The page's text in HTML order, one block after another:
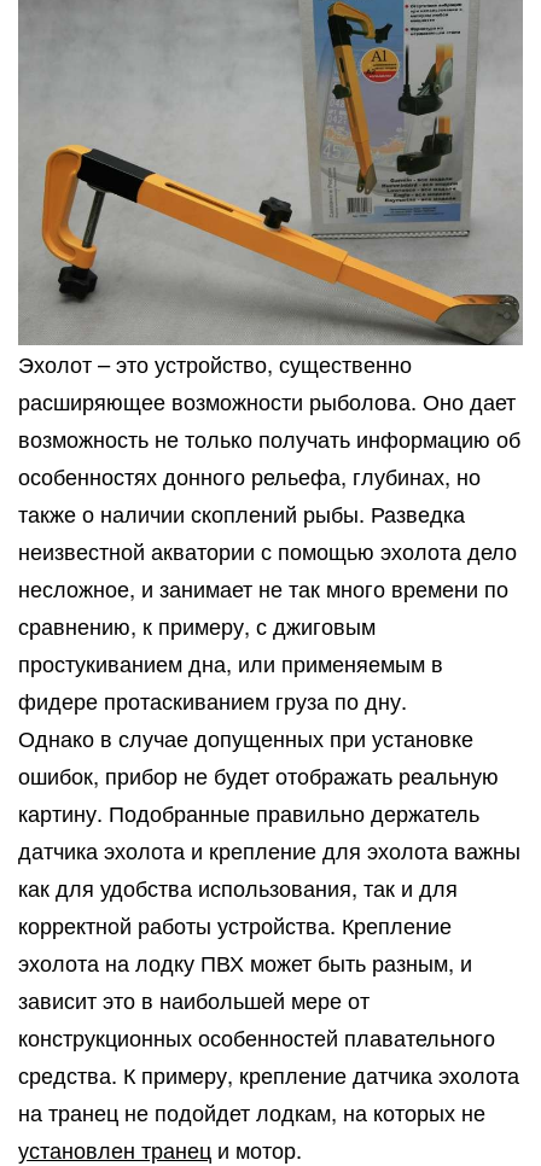
Эхолот – это устройство, существенно
расширяющее возможности рыболова. Оно дает
возможность не только получать информацию об
особенностях донного рельефа, глубинах, но
также о наличии скоплений рыбы. Разведка
неизвестной акватории с помощью эхолота дело
несложное, и занимает не так много времени по
сравнению, к примеру, с джиговым
простукиванием дна, или применяемым в
фидере протаскиванием груза по дну.
Однако в случае допущенных при установке
ошибок, прибор не будет отображать реальную
картину. Подобранные правильно держатель
датчика эхолота и крепление для эхолота важны
как для удобства использования, так и для
корректной работы устройства. Крепление
эхолота на лодку ПВХ может быть разным, и
зависит это в наибольшей мере от
конструкционных особенностей плавательного
средства. К примеру, крепление датчика эхолота
на транец не подойдет лодкам, на которых не
установлен транец и мотор.